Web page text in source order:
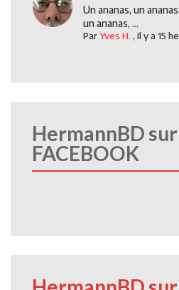
Un ananas, un
un ananas, ...
ParYves H. ,Il y a 15
HermannBD sur
FACEBOOK